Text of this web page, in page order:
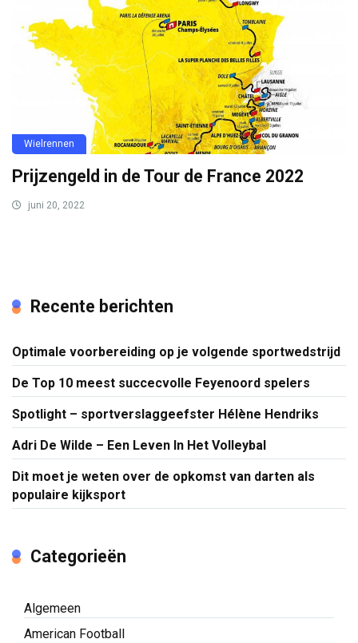
Wielrennen
Prijzengeld in de Tour de France 2022
juni 20, 2022
Recente berichten
Optimale voorbereiding op je volgende sportwedstrijd
De Top 10 meest succecvolle Feyenoord spelers
Spotlight – sportverslaggeefster Hélène Hendriks
Adri De Wilde – Een Leven In Het Volleybal
Dit moet je weten over de opkomst van darten als
populaire kijksport
Categorieën
Algemeen
American Football